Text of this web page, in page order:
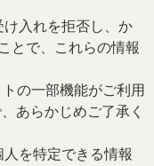
入れを拒否し、か
とで、これらの情報
の一部機能がご利用
あらかじめご了承く
を特定できる情報